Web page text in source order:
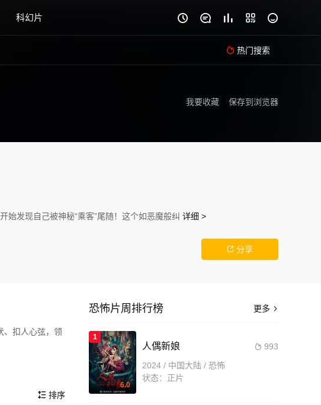
科幻片     
 热门搜索
保存到浏览器
我要收藏
发现自己被神秘“乘客”尾随！这个如恶魔般纠 详细 >
 分享
、扣人心弦，领
缠不休的跟踪
凑，角色塑造
 排序
更多 
恐怖片周排行榜
1
6.0
 993
人偶新娘
2024 / 中国大陆 / 恐怖
状态：正片